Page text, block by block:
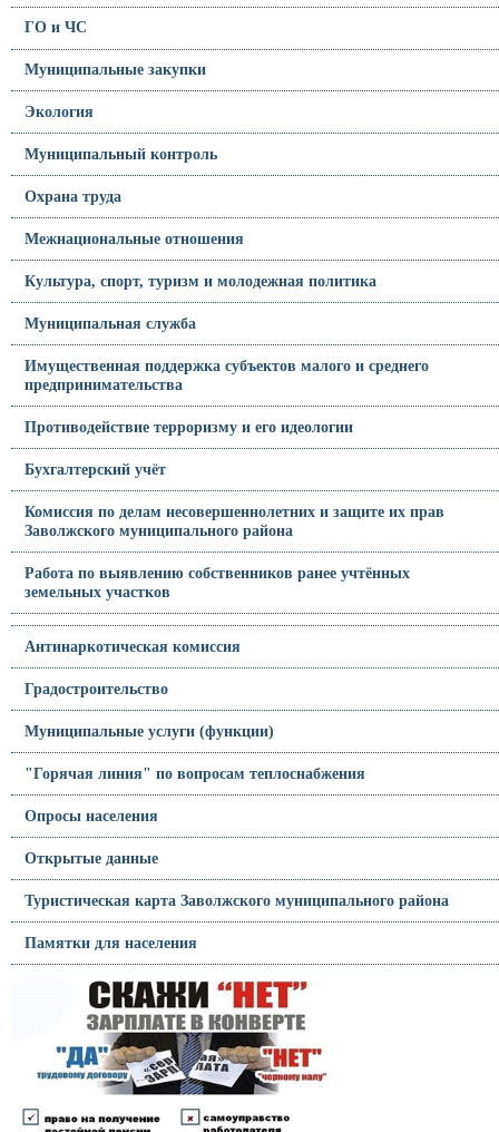
ГО и ЧС
Муниципальные закупки
Экология
Муниципальный контроль
Охрана труда
Межнациональные отношения
Культура, спорт, туризм и молодежная политика
Муниципальная служба
Имущественная поддержка субъектов малого и среднего
предпринимательства
Противодействие терроризму и его идеологии
Бухгалтерский учёт
Комиссия по делам несовершеннолетних и защите их прав
Заволжского муниципального района
Работа по выявлению собственников ранее учтённых
земельных участков
Антинаркотическая комиссия
Градостроительство
Муниципальные услуги (функции)
"Горячая линия" по вопросам теплоснабжения
Опросы населения
Открытые данные
Туристическая карта Заволжского муниципального района
Памятки для населения